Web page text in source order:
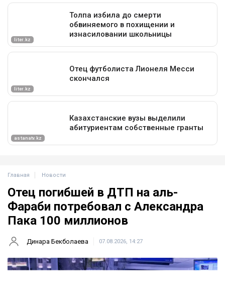
Главная Новости
Отец погибшей в ДТП на аль-
Фараби потребовал с Александра
Пака 100 миллионов
Динара Бекболаева 07.08.2026, 14:27